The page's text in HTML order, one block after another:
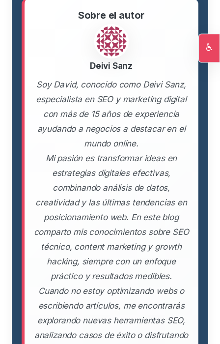
Sobre el autor
Deivi Sanz
Soy David, conocido como Deivi Sanz,
especialista en SEO y marketing digital
con más de 15 años de experiencia
ayudando a negocios a destacar en el
mundo online.
Mi pasión es transformar ideas en
estrategias digitales efectivas,
combinando análisis de datos,
creatividad y las últimas tendencias en
posicionamiento web. En este blog
comparto mis conocimientos sobre SEO
técnico, content marketing y growth
hacking, siempre con un enfoque
práctico y resultados medibles.
Cuando no estoy optimizando webs o
escribiendo artículos, me encontrarás
explorando nuevas herramientas SEO,
analizando casos de éxito o disfrutando
♿